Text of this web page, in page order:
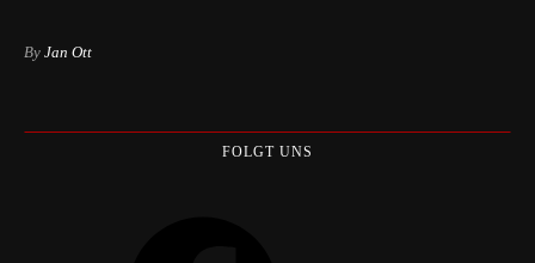
By Jan Ott
FOLGT UNS